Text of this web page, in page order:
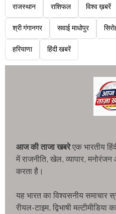
राजस्थान राशिफल विश्व ख़बरें
श्री गंगानगर सवाई माधोपुर
हरियाणा हिंदी खबरें
आज की ताजा खबरेएक भारतीय
में राजनीति, खेल, व्यापार,
करता है।
यह भारत का विश्वसनीय समाचार
रीयल-टाइम, द्विभाषी